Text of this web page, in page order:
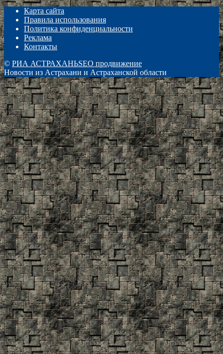
Карта сайта
Правила использования
Политика конфиденциальности
Реклама
Контакты
© РИА АСТРАХАНЬSEO продвижение
Новости из Астрахани и Астраханской области